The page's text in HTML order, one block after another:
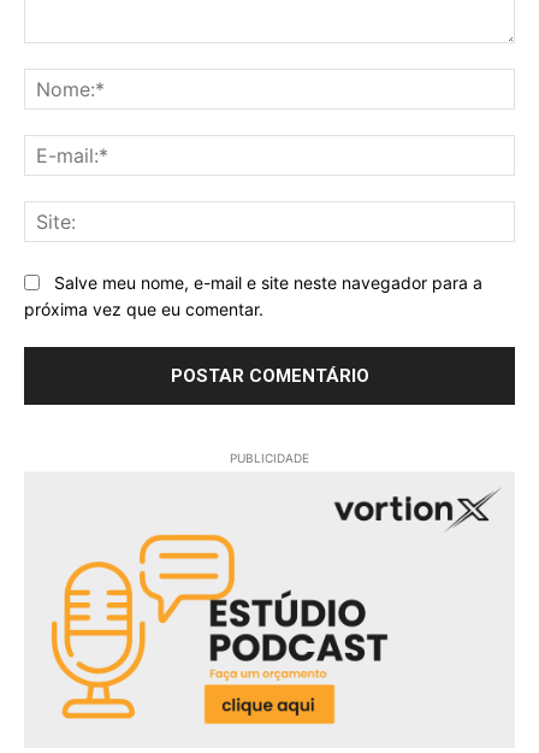
Salve meu nome, e-mail e site neste navegador para a
próxima vez que eu comentar.
PUBLICIDADE